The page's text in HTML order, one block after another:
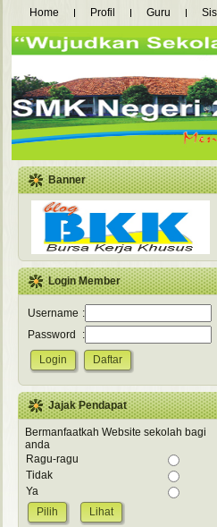
Home Profil Guru
Banner
Login Member
Username :
Password
:
Jajak Pendapat
Bermanfaatkah Website sekolah bagi
anda
Ragu-ragu
Tidak
Ya
Lihat